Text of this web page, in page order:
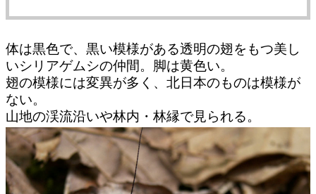
体は黒色で、黒い模様がある透明の翅をもつ美し
いシリアゲムシの仲間。脚は黄色い。
翅の模様には変異が多く、北日本のものは模様が
ない。
山地の渓流沿いや林内・林縁で見られる。